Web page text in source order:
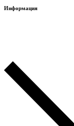
Информация